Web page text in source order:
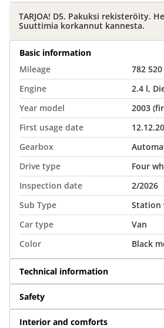
TARJOA! D5. Pakuksi rekisteröity.
Suuttimia korkannut kannesta.
Basic information
Mileage
782
Engine
2.4 l,
Year model
2003
First usage date
Gearbox
Drive type
Four
Inspection date
2/2026
Sub Type
Station
Car type
Van
Color
Black
Technical information
Safety
Interior and comforts